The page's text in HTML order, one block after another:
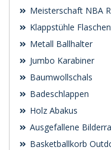
Meisterschaft NBA
Klappstühle
Metall Ballhalter
Jumbo Karabiner
Baumwollschals
Badeschlappen
Holz Abakus
Ausgefallene
Basketballkorb